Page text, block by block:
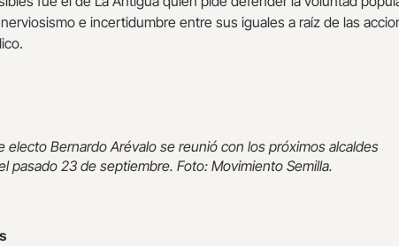
e incertidumbre entre sus iguales a raíz de las
electo Bernardo Arévalo se reunió con los próximos alcaldes
pasado 23 de septiembre. Foto: Movimiento Semilla.